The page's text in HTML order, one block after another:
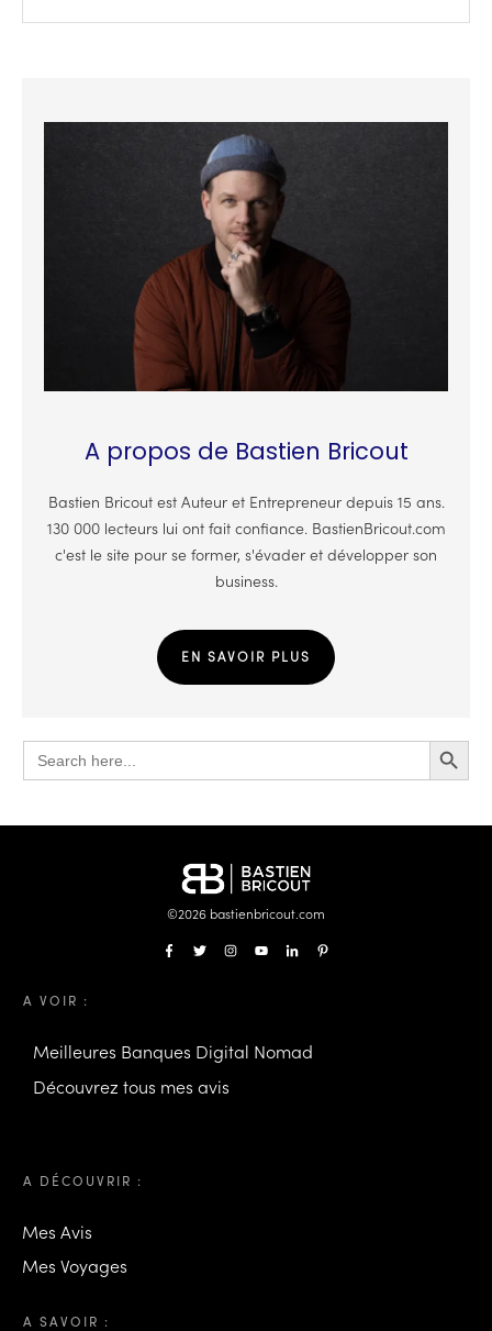
A propos de Bastien Bricout
Bastien Bricout est Auteur et Entrepreneur depuis 15 ans.
130 000 lecteurs lui ont fait confiance. BastienBricout.com
c'est le site pour se former, s'évader et développer son
business.
EN SAVOIR PLUS
Search
for:
Search Button
©2026 bastienbricout.com
A VOIR :
Meilleures Banques Digital Nomad
Découvrez tous mes avis
A DÉCOUVRIR :
Mes Avis
Mes Voyages
A SAVOIR :